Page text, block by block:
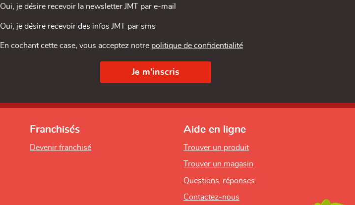
Oui, je désire recevoir la newsletter JMT par e-mail
Oui, je désire recevoir des infos JMT par sms
En cochant cette case, vous acceptez notre politique de confidentialité
Franchisés
Devenir franchisé
Aide en ligne
Trouver un produit
Trouver un magasin
Questions-réponses
Contactez-nous